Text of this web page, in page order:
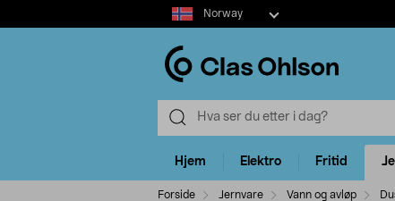
Select
market
Norway
Hjem Elektro Fritid
Forside Jernvare Vann og avløp